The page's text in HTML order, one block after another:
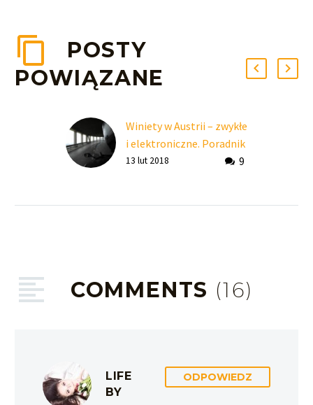
POSTY
POWIĄZANE
Winiety w Austrii – zwykłe
i elektroniczne. Poradnik
aktualny na 2023
9
13 lut 2018
COMMENTS (16)
LIFE
BY
ODPOWIEDZ